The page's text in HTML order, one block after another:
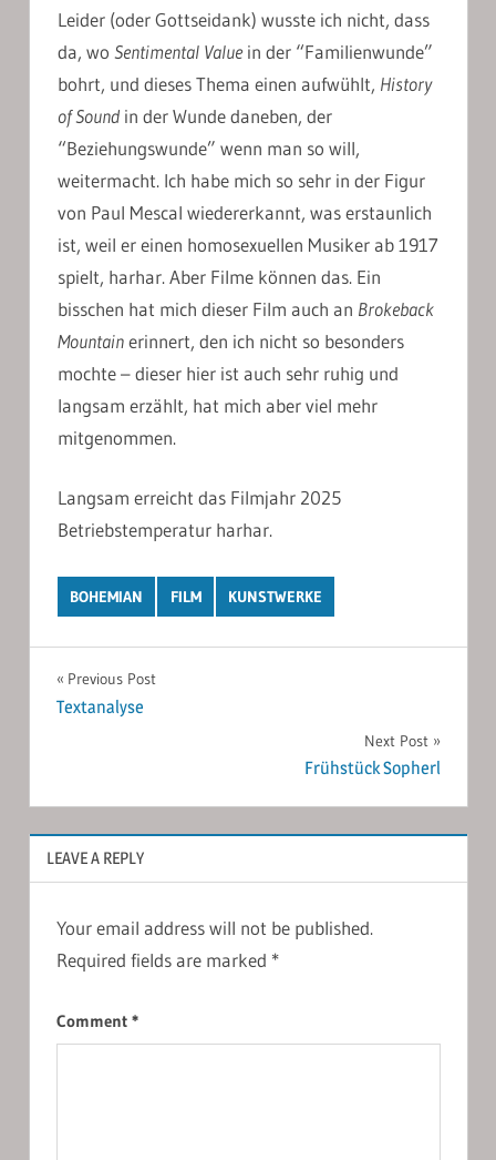
Leider (oder Gottseidank) wusste ich nicht, dass
da, wo Sentimental Valuein der “Familienwunde”
bohrt, und dieses Thema einen aufwühlt, History
of Sound in der Wunde daneben, der
“Beziehungswunde” wenn man so will,
weitermacht. Ich habe mich so sehr in der Figur
von Paul Mescal wiedererkannt, was erstaunlich
ist, weil er einen homosexuellen Musiker ab 1917
spielt, harhar. Aber Filme können das. Ein
bisschen hat mich dieser Film auch an Brokeback
Mountainerinnert, den ich nicht so besonders
mochte – dieser hier ist auch sehr ruhig und
langsam erzählt, hat mich aber viel mehr
mitgenommen.
Langsam erreicht das Filmjahr 2025
Betriebstemperatur harhar.
BOHEMIAN FILM KUNSTWERKE
Post
navigation
Previous Post
Textanalyse
Next Post
Frühstück Sopherl
LEAVE A REPLY
Your email address will not be published.
Required fields are marked *
Comment *